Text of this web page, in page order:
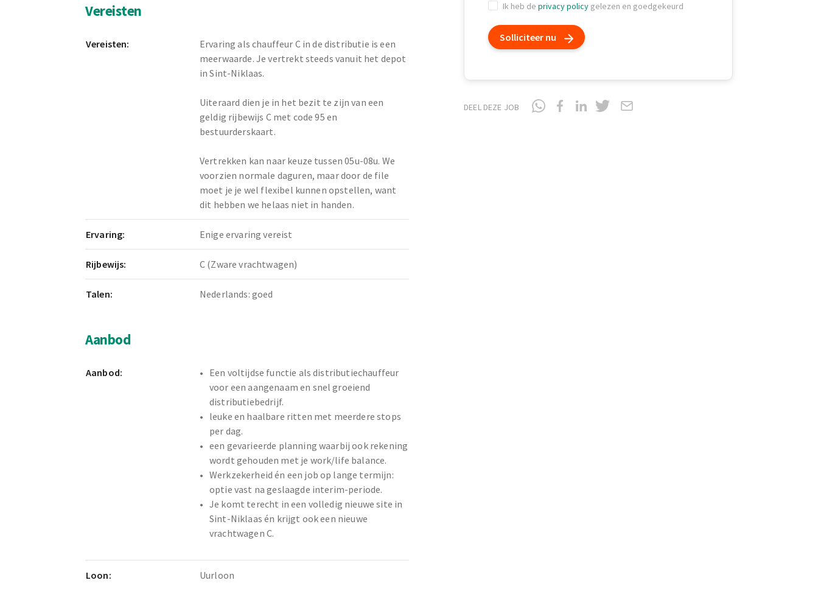
Vereisten
Vereisten:
Ervaring als chauffeur C in de distributie is een
meerwaarde. Je vertrekt steeds vanuit het depot
in Sint-Niklaas.
Uiteraard dien je in het bezit te zijn van een
geldig rijbewijs C met code 95 en
bestuurderskaart.
Vertrekken kan naar keuze tussen 05u-08u. We
voorzien normale daguren, maar door de file
moet je je wel flexibel kunnen opstellen, want
dit hebben we helaas niet in handen.
Ervaring: Enige ervaring vereist
Rijbewijs: C (Zware vrachtwagen)
Talen: Nederlands: goed
Aanbod
Aanbod:
Een voltijdse functie als distributiechauffeur
voor een aangenaam en snel groeiend
distributiebedrijf.
leuke en haalbare ritten met meerdere stops
per dag.
een gevarieerde planning waarbij ook rekening
wordt gehouden met je work/life balance.
Werkzekerheid én een job op lange termijn:
optie vast na geslaagde interim-periode.
Je komt terecht in een volledig nieuwe site in
Sint-Niklaas én krijgt ook een nieuwe
vrachtwagen C.
Loon: Uurloon
Ik heb de privacy policy gelezen en goedgekeurd
Solliciteer nu
DEEL DEZE JOB